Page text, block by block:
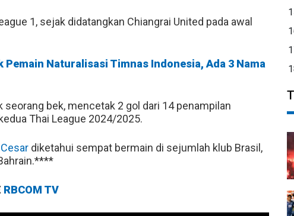
1, sejak didatangkan Chiangrai United pada awal
Naturalisasi Timnas Indonesia, Ada 3 Nama
bek, mencetak 2 gol dari 14 penampilan
Thai League 2024/2025.
diketahui sempat bermain di sejumlah klub Brasil,
RBCOM TV